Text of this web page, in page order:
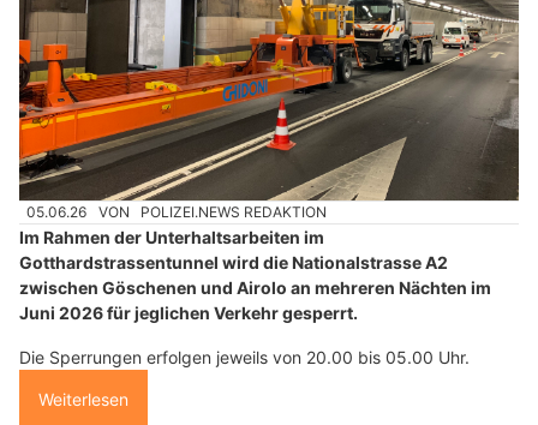
05.06.26 VON POLIZEI.NEWS REDAKTION
Im Rahmen der Unterhaltsarbeiten im
Gotthardstrassentunnel wird die Nationalstrasse A2
zwischen Göschenen und Airolo an mehreren Nächten im
Juni 2026 für jeglichen Verkehr gesperrt.
Die Sperrungen erfolgen jeweils von 20.00 bis 05.00 Uhr.
Weiterlesen